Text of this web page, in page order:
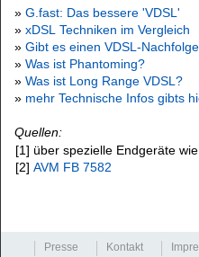
» G.fast: Das bessere 'VDSL'
» xDSL Techniken im Vergleich
» Gibt es einen VDSL-
» Was ist Phantoming?
» Was ist Long Range VDSL?
» mehr Technische Infos gibts
Quellen:
[1] über spezielle Endgeräte wie
[2] AVM FB 7582
Presse Kontakt